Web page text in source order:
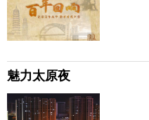
魅力太原夜